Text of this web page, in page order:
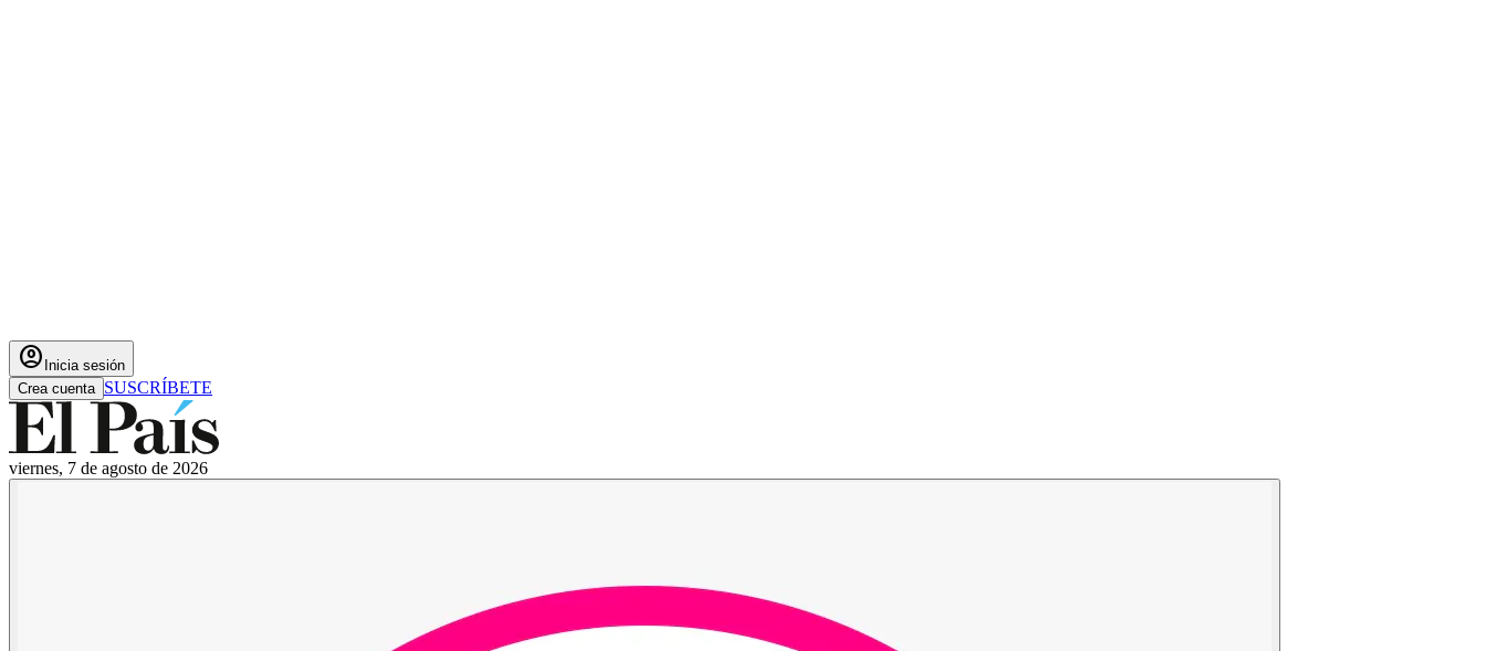
account_circle Inicia sesión
Crea cuenta SUSCRÍBETE
viernes, 7 de agosto de 2026